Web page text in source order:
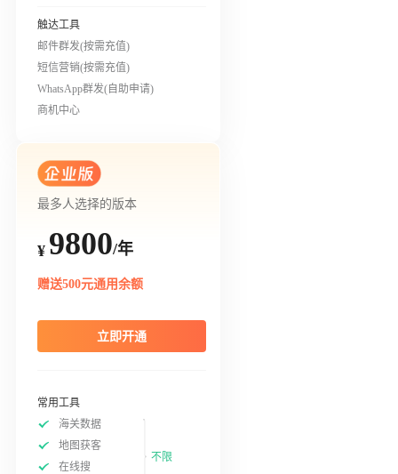
触达工具
邮件群发(按需充值)
短信营销(按需充值)
WhatsApp群发(自助申请)
商机中心
最多人选择的版本
¥ 9800/年
赠送500元通用余额
立即开通
常用工具
海关数据
地图获客
在线搜
不限